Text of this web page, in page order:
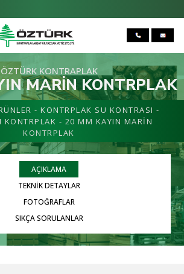
ÖZTÜRK KONTRAPLAK
MARIN KONTRPLAK
- KONTRPLAK SU KONTRASI -
KONTRPLAK - 20 MM KAYIN MARIN
KONTRPLAK
AÇIKLAMA
TEKNİK DETAYLAR
FOTOĞRAFLAR
SIKÇA SORULANLAR